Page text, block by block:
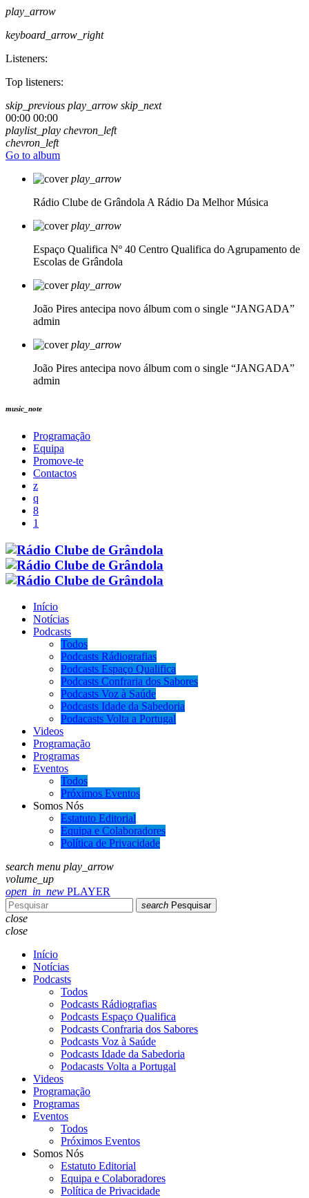
play_arrow
keyboard_arrow_right
Listeners:
Top listeners:
skip_previous play_arrow skip_next
00:00 00:00
playlist_play chevron_left
chevron_left
Go to album
play_arrow
Rádio Clube de Grândola A Rádio Da Melhor Música
play_arrow
Espaço Qualifica Nº 40 Centro Qualifica do Agrupamento de
Escolas de Grândola
play_arrow
João Pires antecipa novo álbum com o single “JANGADA”
admin
play_arrow
João Pires antecipa novo álbum com o single “JANGADA”
admin
music_note
Programação
Equipa
Promove-te
Contactos
Início
Notícias
Podcasts
Todos
Podcasts Rádiografias
Podcasts Espaço Qualifica
Podcasts Confraria dos Sabores
Podcasts Voz à Saúde
Podcasts Idade da Sabedoria
Podacasts Volta a Portugal
Videos
Programação
Programas
Eventos
Todos
Próximos Eventos
Somos Nós
Estatuto Editorial
Equipa e Colaboradores
Política de Privacidade
search menu play_arrow
volume_up
open_in_new PLAYER
search Pesquisar
close
close
Início
Notícias
Podcasts
Todos
Podcasts Rádiografias
Podcasts Espaço Qualifica
Podcasts Confraria dos Sabores
Podcasts Voz à Saúde
Podcasts Idade da Sabedoria
Podacasts Volta a Portugal
Videos
Programação
Programas
Eventos
Todos
Próximos Eventos
Somos Nós
Estatuto Editorial
Equipa e Colaboradores
Política de Privacidade